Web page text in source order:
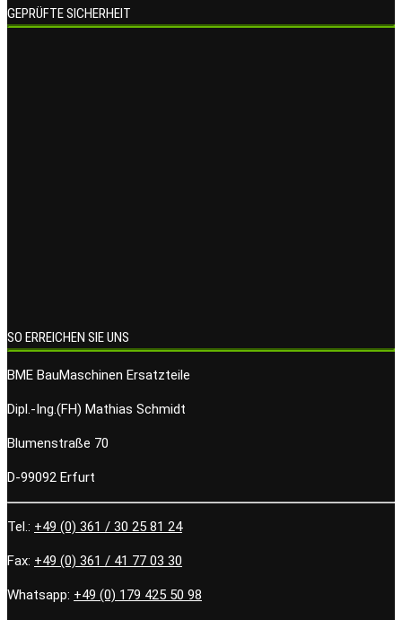
GEPRÜFTE SICHERHEIT
SO ERREICHEN SIE UNS
BME BauMaschinen Ersatzteile
Dipl.-Ing.(FH) Mathias Schmidt
Blumenstraße 70
D-99092 Erfurt
Tel.: +49 (0) 361 / 30 25 81 24
Fax: +49 (0) 361 / 41 77 03 30
Whatsapp: +49 (0) 179 425 50 98